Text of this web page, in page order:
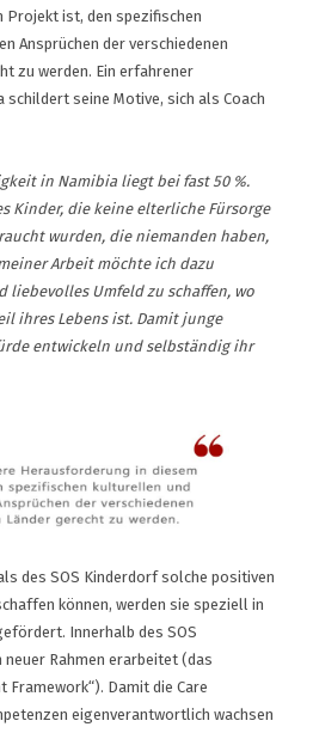
Projekt ist, den spezifischen
Ansprüchen der verschiedenen
zu werden. Ein erfahrener
schildert seine Motive, sich als Coach
in Namibia liegt bei fast 50 %.
Kinder, die keine elterliche Fürsorge
wurden, die niemanden haben,
Arbeit möchte ich dazu
liebevolles Umfeld zu schaffen, wo
ihres Lebens ist. Damit junge
entwickeln und selbständig ihr
des SOS Kinderdorf solche positiven
können, werden sie speziell in
Innerhalb des SOS
Rahmen erarbeitet (das
Framework“). Damit die Care
eigenverantwortlich wachsen